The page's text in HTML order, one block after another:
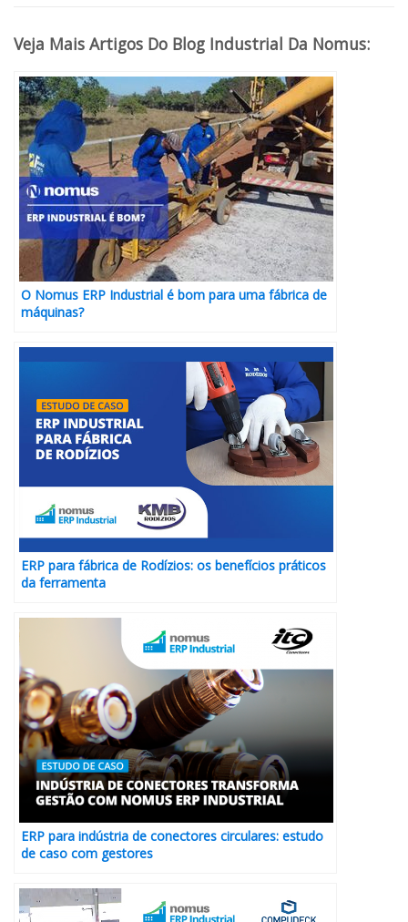
Veja Mais Artigos Do Blog Industrial Da Nomus:
O Nomus ERP Industrial é bom para uma fábrica de
máquinas?
ERP para fábrica de Rodízios: os benefícios práticos
da ferramenta
ERP para indústria de conectores circulares: estudo
de caso com gestores